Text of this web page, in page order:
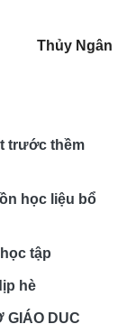
Thủy Ngân
trước thềm
học liệu bổ
tập
hè
GIÁO DỤC